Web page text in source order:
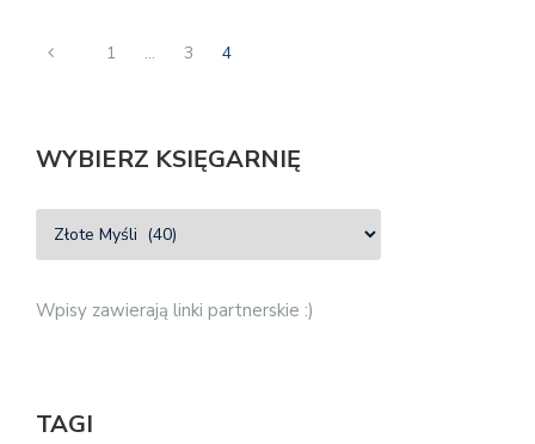
1 … 3 4
WYBIERZ KSIĘGARNIĘ
Wpisy zawierają linki partnerskie :)
TAGI